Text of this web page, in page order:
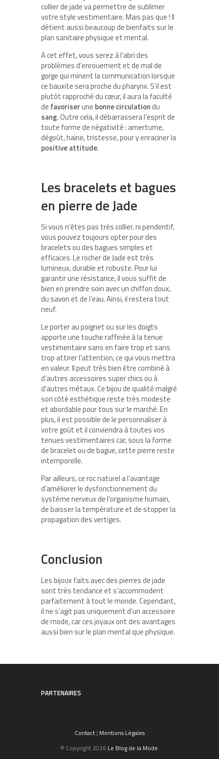
collier de jade va permettre de sublimer
votre style vestimentaire. Mais pas que ! Il
détient aussi beaucoup de bienfaits sur le
plan sanitaire physique et mental.
A cet effet, vous serez à l’abri des
problèmes d’enrouement et de mal de
gorge qui minent la communication lorsque
ce bauxite sera proche du pharynx. S’il est
plutôt rapproché du cœur, il aura la faculté
de favoriserune bonne circulationdu
sang. Outre cela, il débarrassera l’esprit de
toute forme de négativité : amertume,
dégoût, haine, tristesse, pour y enraciner la
positiveattitude.
Les bracelets et bagues
en pierre de Jade
Si vous n’êtes pas très collier, ni pendentif,
vous pouvez toujours opter pour des
bracelets ou des bagues simples et
efficaces. Le rocher de Jade est très
lumineux, durable et robuste. Pour lui
garantir une résistance, il vous suffit de
bien en prendre soin avec un chiffon doux,
du savon et de l’eau. Ainsi, il restera tout
neuf.
Le porter au poignet ou sur les doigts
apporte une touche raffinée à la tenue
vestimentaire sans en faire trop et sans
trop attirer l’attention, ce qui vous mettra
en valeur. Il peut très bien être combiné à
d’autres accessoires super chics ou à
d’autres métaux. Ce bijou de qualité malgré
son côté esthétique reste très modeste
et abordable pour tous sur le marché. En
plus, il est possible de le personnaliser à
votre goût et il conviendra à toutes vos
tenues vestimentaires car, sous la forme
de bracelet ou de bague, cette pierre reste
intemporelle.
Par ailleurs, ce roc naturel a l’avantage
d’améliorer le dysfonctionnement du
système nerveux de l’organisme humain,
de baisser la température et de stopper la
propagation des vertiges.
Conclusion
Les bijoux faits avec des pierres de jade
sont très tendance et s’accommodent
parfaitement à tout le monde. Cependant,
il ne s’agit pas uniquement d’un accessoire
de mode, car ces joyaux ont des avantages
aussi bien sur le plan mental que physique.
PARTENAIRES
Contact| Mentions Légales
© Copyright 2026 Le Blog de la Mode.